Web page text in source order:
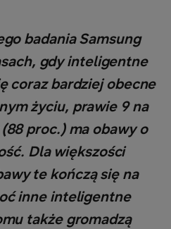
badania Samsung
gdy inteligentne
coraz bardziej obecne
życiu, prawie 9 na
proc.) ma obawy o
Dla większości
te kończą się na
inne inteligentne
także gromadzą